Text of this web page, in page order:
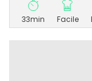
33min Facile